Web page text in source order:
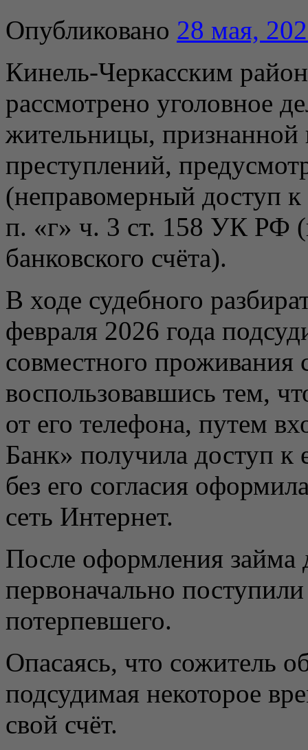
Опубликовано 28 мая,
Кинель-Черкасским
рассмотрено уголовное
жительницы,
преступлений,
(неправомерный доступ
п. «г» ч. 3 ст. 158 УК РФ
банковского счёта).
В ходе судебного
февраля 2026 года
совместного проживания
воспользовавшись тем,
от его телефона, путем
Банк» получила доступ
без его согласия
сеть Интернет.
После оформления займа
первоначально
потерпевшего.
Опасаясь, что сожитель
подсудимая некоторое
свой счёт.